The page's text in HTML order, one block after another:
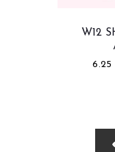
W12
6.25